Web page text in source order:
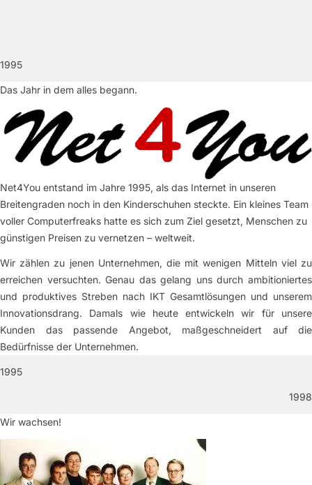
1995
Das Jahr in dem alles begann.
Net4You entstand im Jahre 1995, als das Internet in unseren
Breitengraden noch in den Kinderschuhen steckte. Ein kleines Team
voller Computerfreaks hatte es sich zum Ziel gesetzt, Menschen zu
günstigen Preisen zu vernetzen – weltweit.
Wir zählen zu jenen Unternehmen, die mit wenigen Mitteln viel zu
erreichen versuchten. Genau das gelang uns durch ambitioniertes
und produktives Streben nach IKT Gesamtlösungen und unserem
Innovationsdrang. Damals wie heute entwickeln wir für unsere
Kunden das passende Angebot, maßgeschneidert auf die
Bedürfnisse der Unternehmen.
1995
1998
Wir wachsen!